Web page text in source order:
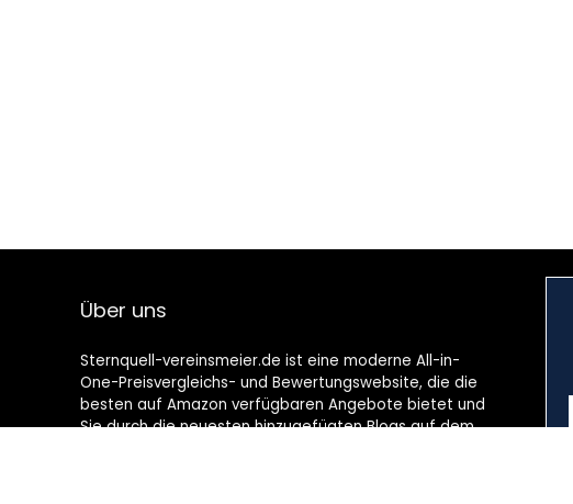
Über uns
Sternquell-vereinsmeier.de ist eine moderne All-in-
One-Preisvergleichs- und Bewertungswebsite, die die
besten auf Amazon verfügbaren Angebote bietet und
Sie durch die neuesten hinzugefügten Blogs auf dem